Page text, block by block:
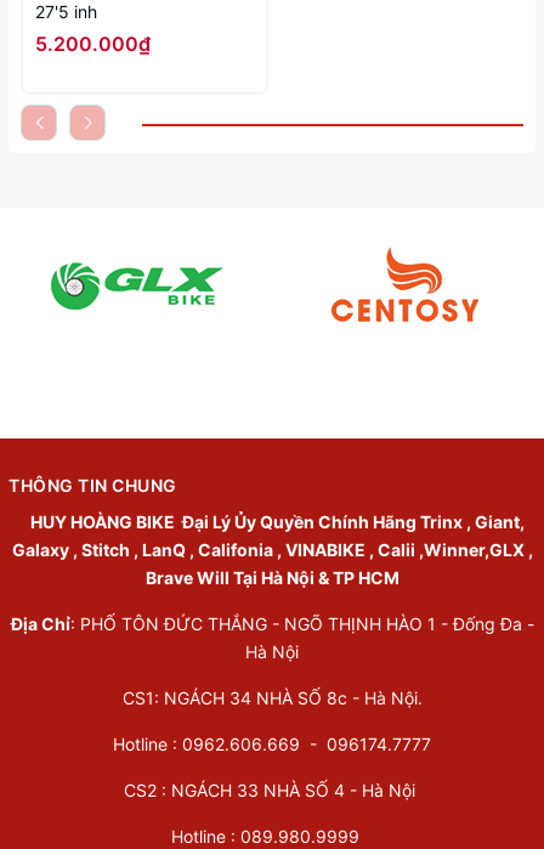
27'5 inh
5.200.000₫
THÔNG TIN CHUNG
HUY HOÀNG BIKE Đại Lý Ủy Quyền Chính Hãng Trinx , Giant,
Galaxy , Stitch , LanQ , Califonia , VINABIKE , Calii ,Winner,GLX ,
Brave Will Tại Hà Nội & TP HCM
Địa Chỉ: PHỐ TÔN ĐỨC THẮNG - NGÕ THỊNH HÀO 1 - Đống Đa -
Hà Nội
CS1: NGÁCH 34 NHÀ SỐ 8c - Hà Nội.
Hotline : 0962.606.669 - 096174.7777
CS2 : NGÁCH 33 NHÀ SỐ 4 - Hà Nội
Hotline : 089.980.9999